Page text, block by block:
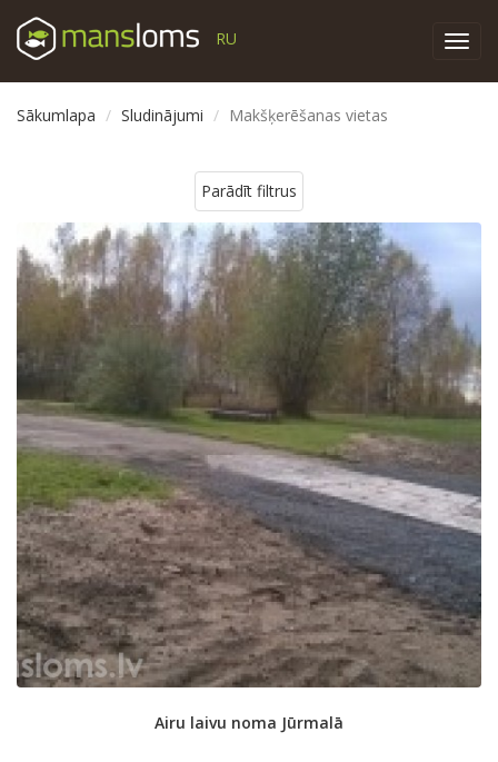
RU
Sākumlapa Sludinājumi Makšķerēšanas vietas
Parādīt filtrus
Airu laivu noma Jūrmalā